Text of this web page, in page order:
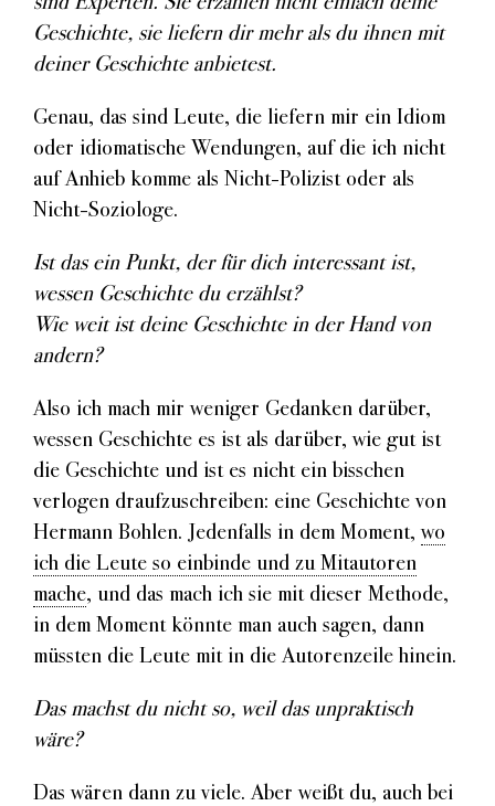
Geschichte, sie liefern dir mehr als du ihnen mit
deiner Geschichte anbietest.
Genau, das sind Leute, die liefern mir ein Idiom
oder idiomatische Wendungen, auf die ich nicht
auf Anhieb komme als Nicht-Polizist oder als
Nicht-Soziologe.
Ist das ein Punkt, der für dich interessant ist,
wessen Geschichte du erzählst?
Wie weit ist deine Geschichte in der Hand von
andern?
Also ich mach mir weniger Gedanken darüber,
wessen Geschichte es ist als darüber, wie gut ist
die Geschichte und ist es nicht ein bisschen
verlogen draufzuschreiben: eine Geschichte von
Hermann Bohlen. Jedenfalls in dem Moment,wo
ich die Leute so einbinde und zu Mitautoren
mache, und das mach ich sie mit dieser Methode,
in dem Moment könnte man auch sagen, dann
müssten die Leute mit in die Autorenzeile hinein.
Das machst du nicht so, weil das unpraktisch
wäre?
Das wären dann zu viele. Aber weißt du, auch bei